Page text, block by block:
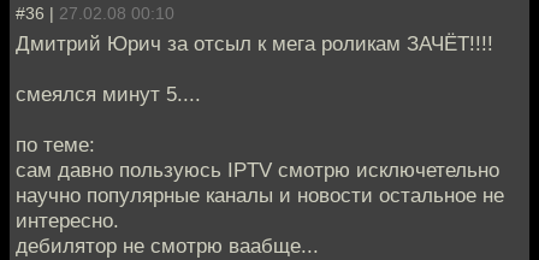
#36 | 27.02.08 00:10
Дмитрий Юрич за отсыл к мега роликам ЗАЧЁТ!!!!
смеялся минут 5....
по теме:
сам давно пользуюсь IPTV смотрю исключетельно
научно популярные каналы и новости остальное не
интересно.
дебилятор не смотрю ваабще...